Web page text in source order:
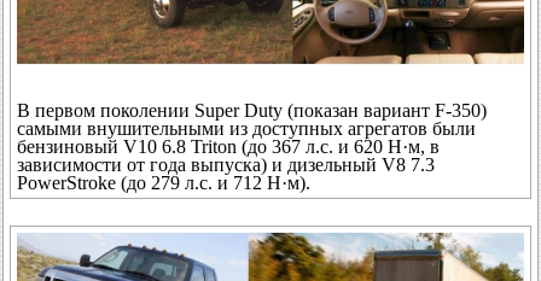
В первом поколении Super Duty (показан вариант F-350)
самыми внушительными из доступных агрегатов были
бензиновый V10 6.8 Triton (до 367 л.с. и 620 Н·м, в
зависимости от года выпуска) и дизельный V8 7.3
PowerStroke (до 279 л.с. и 712 Н·м).